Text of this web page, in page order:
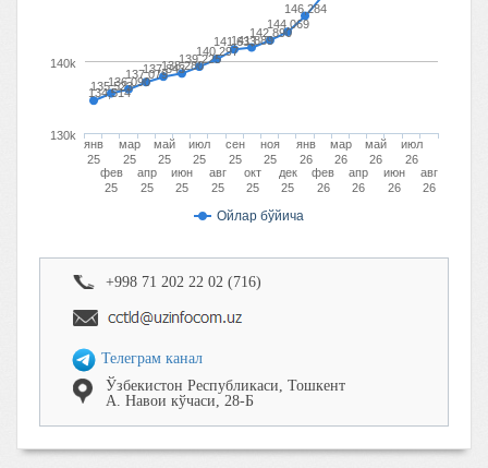
134,514
135,523
136,090
137,079
137,843
138,280
139,225
140,297
141,633
141,889
142,890
144,069
146,284
Ойлар бўйича
янв
25
фев
25
мар
25
апр
25
май
25
июн
25
июл
25
авг
25
сен
25
окт
25
ноя
25
дек
25
янв
26
фев
26
мар
26
апр
26
май
26
июн
26
июл
26
авг
26
130k
140k
+998 71 202 22 02 (716)
Телеграм канал
Ўзбекистон Республикаcи, Тошкент
А. Навои кўчаси, 28-Б